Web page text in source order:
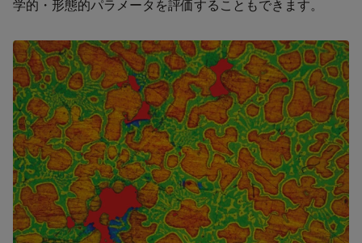
学的・形態的パラメータを評価することもできます。